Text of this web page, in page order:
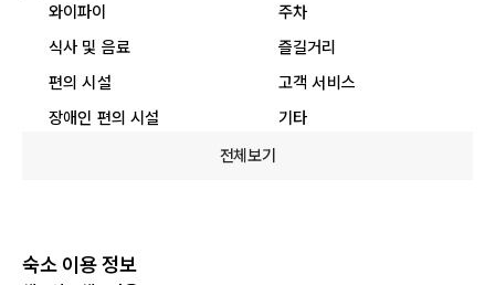
와이파이
주차
식사 및 음료
즐길거리
편의 시설
고객 서비스
장애인 편의 시설
기타
전체보기
숙소 이용 정보